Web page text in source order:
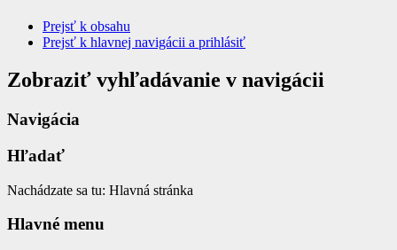
Prejsť k obsahu
Prejsť k hlavnej navigácii a prihlásiť
Zobraziť vyhľadávanie v navigácii
Navigácia
Hľadať
Nachádzate sa tu: Hlavná stránka
Hlavné menu